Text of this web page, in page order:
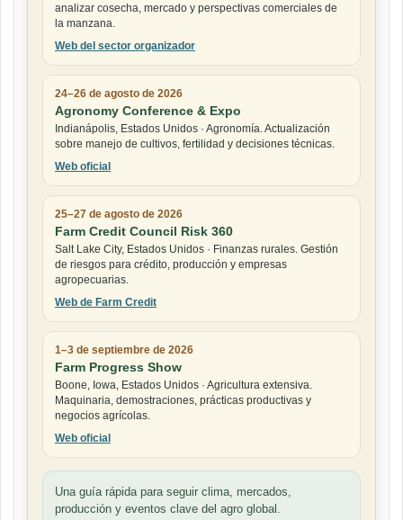
analizar cosecha, mercado y perspectivas comerciales de
la manzana.
Web del sector organizador
24–26 de agosto de 2026
Agronomy Conference & Expo
Indianápolis, Estados Unidos · Agronomía. Actualización
sobre manejo de cultivos, fertilidad y decisiones técnicas.
Web oficial
25–27 de agosto de 2026
Farm Credit Council Risk 360
Salt Lake City, Estados Unidos · Finanzas rurales. Gestión
de riesgos para crédito, producción y empresas
agropecuarias.
Web de Farm Credit
1–3 de septiembre de 2026
Farm Progress Show
Boone, Iowa, Estados Unidos · Agricultura extensiva.
Maquinaria, demostraciones, prácticas productivas y
negocios agrícolas.
Web oficial
Una guía rápida para seguir clima, mercados,
producción y eventos clave del agro global.